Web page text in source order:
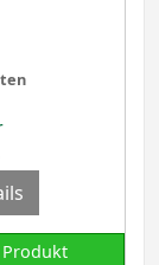
Produkt